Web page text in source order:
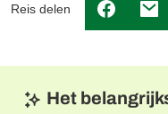
Reis delen
(Link
Het